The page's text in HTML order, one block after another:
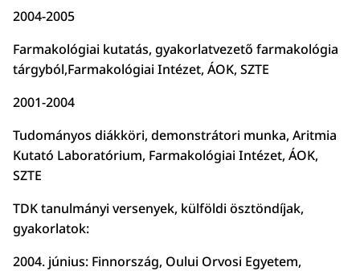
2004-2005
Farmakológiai kutatás, gyakorlatvezető farmakológia
tárgyból,Farmakológiai Intézet, ÁOK, SZTE
2001-2004
Tudományos diákköri, demonstrátori munka, Aritmia
Kutató Laboratórium, Farmakológiai Intézet, ÁOK,
SZTE
TDK tanulmányi versenyek, külföldi ösztöndíjak,
gyakorlatok:
2004. június: Finnország, Oului Orvosi Egyetem,